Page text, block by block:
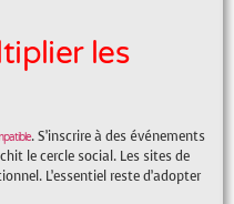
les
. S’inscrire à des événements
le cercle social. Les sites de
L’essentiel reste d’adopter